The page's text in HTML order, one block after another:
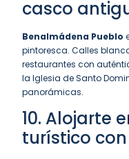
casco
Benalmádena Pueblo
pintoresca. Calles
restaurantes con
la Iglesia de Santo
panorámicas.
10. Alojarte
turístico